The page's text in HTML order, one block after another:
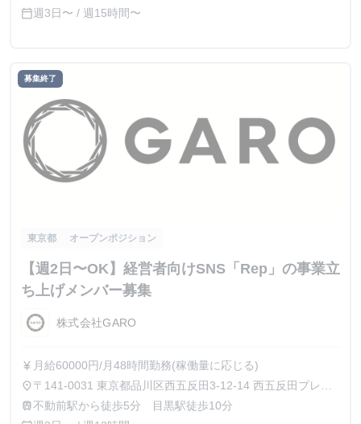
calendar_today週3日〜 / 週15時間〜
募集終了
東京都 オープンポジション
【週2日〜OK】経営者向けSNS「Rep」の事業立
ち上げメンバー募集
株式会社GARO
currency_yen 月給60000円/月48時間勤務(稼働量に応じる)
place 〒141-0031 東京都品川区西五反田3-12-14 西五反田プレイ
ス8階
train不動前駅から徒歩5分 目黒駅徒歩10分